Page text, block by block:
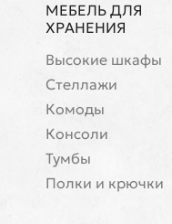
МЕБЕЛЬ ДЛЯ
ХРАНЕНИЯ
Высокие шкафы
Стеллажи
Комоды
Консоли
Тумбы
Полки и крючки